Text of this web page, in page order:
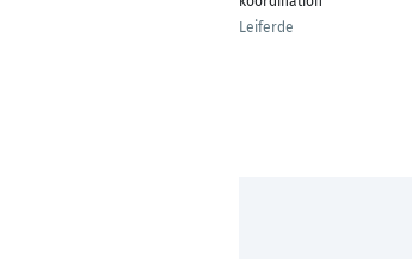
Leiferde